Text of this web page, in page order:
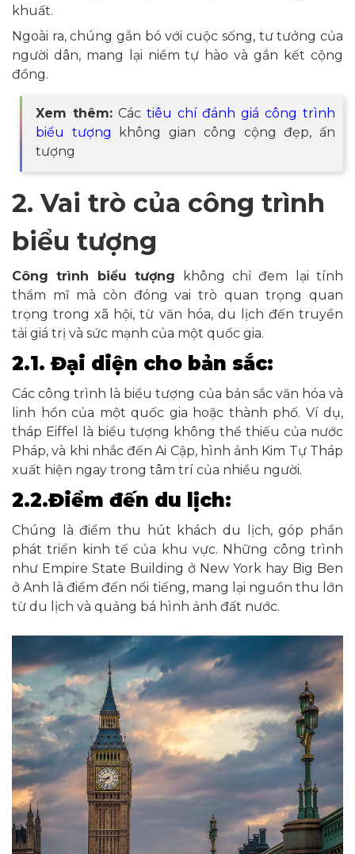
khuất.
Ngoài ra, chúng gắn bó với cuộc sống, tư tưởng của
người dân, mang lại niềm tự hào và gắn kết cộng
đồng.
Xem thêm:Các tiêu chí đánh giá công trình
biểu tượng không gian công cộng đẹp, ấn
tượng
2. Vai trò của công trình
biểu tượng
Công trình biểu tượng không chỉ đem lại tính
thẩm mĩ mà còn đóng vai trò quan trọng quan
trọng trong xã hội, từ văn hóa, du lịch đến truyền
tải giá trị và sức mạnh của một quốc gia.
2.1. Đại diện cho bản sắc:
Các công trình là biểu tượng của bản sắc văn hóa và
linh hồn của một quốc gia hoặc thành phố. Ví dụ,
tháp Eiffel là biểu tượng không thể thiếu của nước
Pháp, và khi nhắc đến Ai Cập, hình ảnh Kim Tự Tháp
xuất hiện ngay trong tâm trí của nhiều người.
2.2.Điểm đến du lịch:
Chúng là điểm thu hút khách du lịch, góp phần
phát triển kinh tế của khu vực. Những công trình
như Empire State Building ở New York hay Big Ben
ở Anh là điểm đến nổi tiếng, mang lại nguồn thu lớn
từ du lịch và quảng bá hình ảnh đất nước.